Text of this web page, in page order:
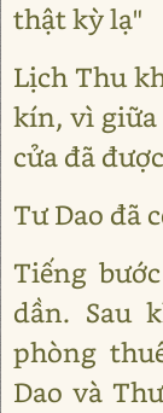
thật kỳ lạ"
Lịch Thu
kín, vì
cửa đã
Tư Dao đã
Tiếng
dần. Sau
phòng
Dao và